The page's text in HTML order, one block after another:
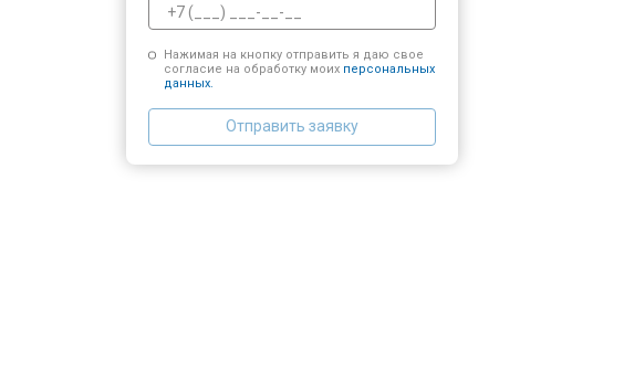
Нажимая на кнопку отправить я даю свое
согласие на обработку моих персональных
данных.
Отправить заявку